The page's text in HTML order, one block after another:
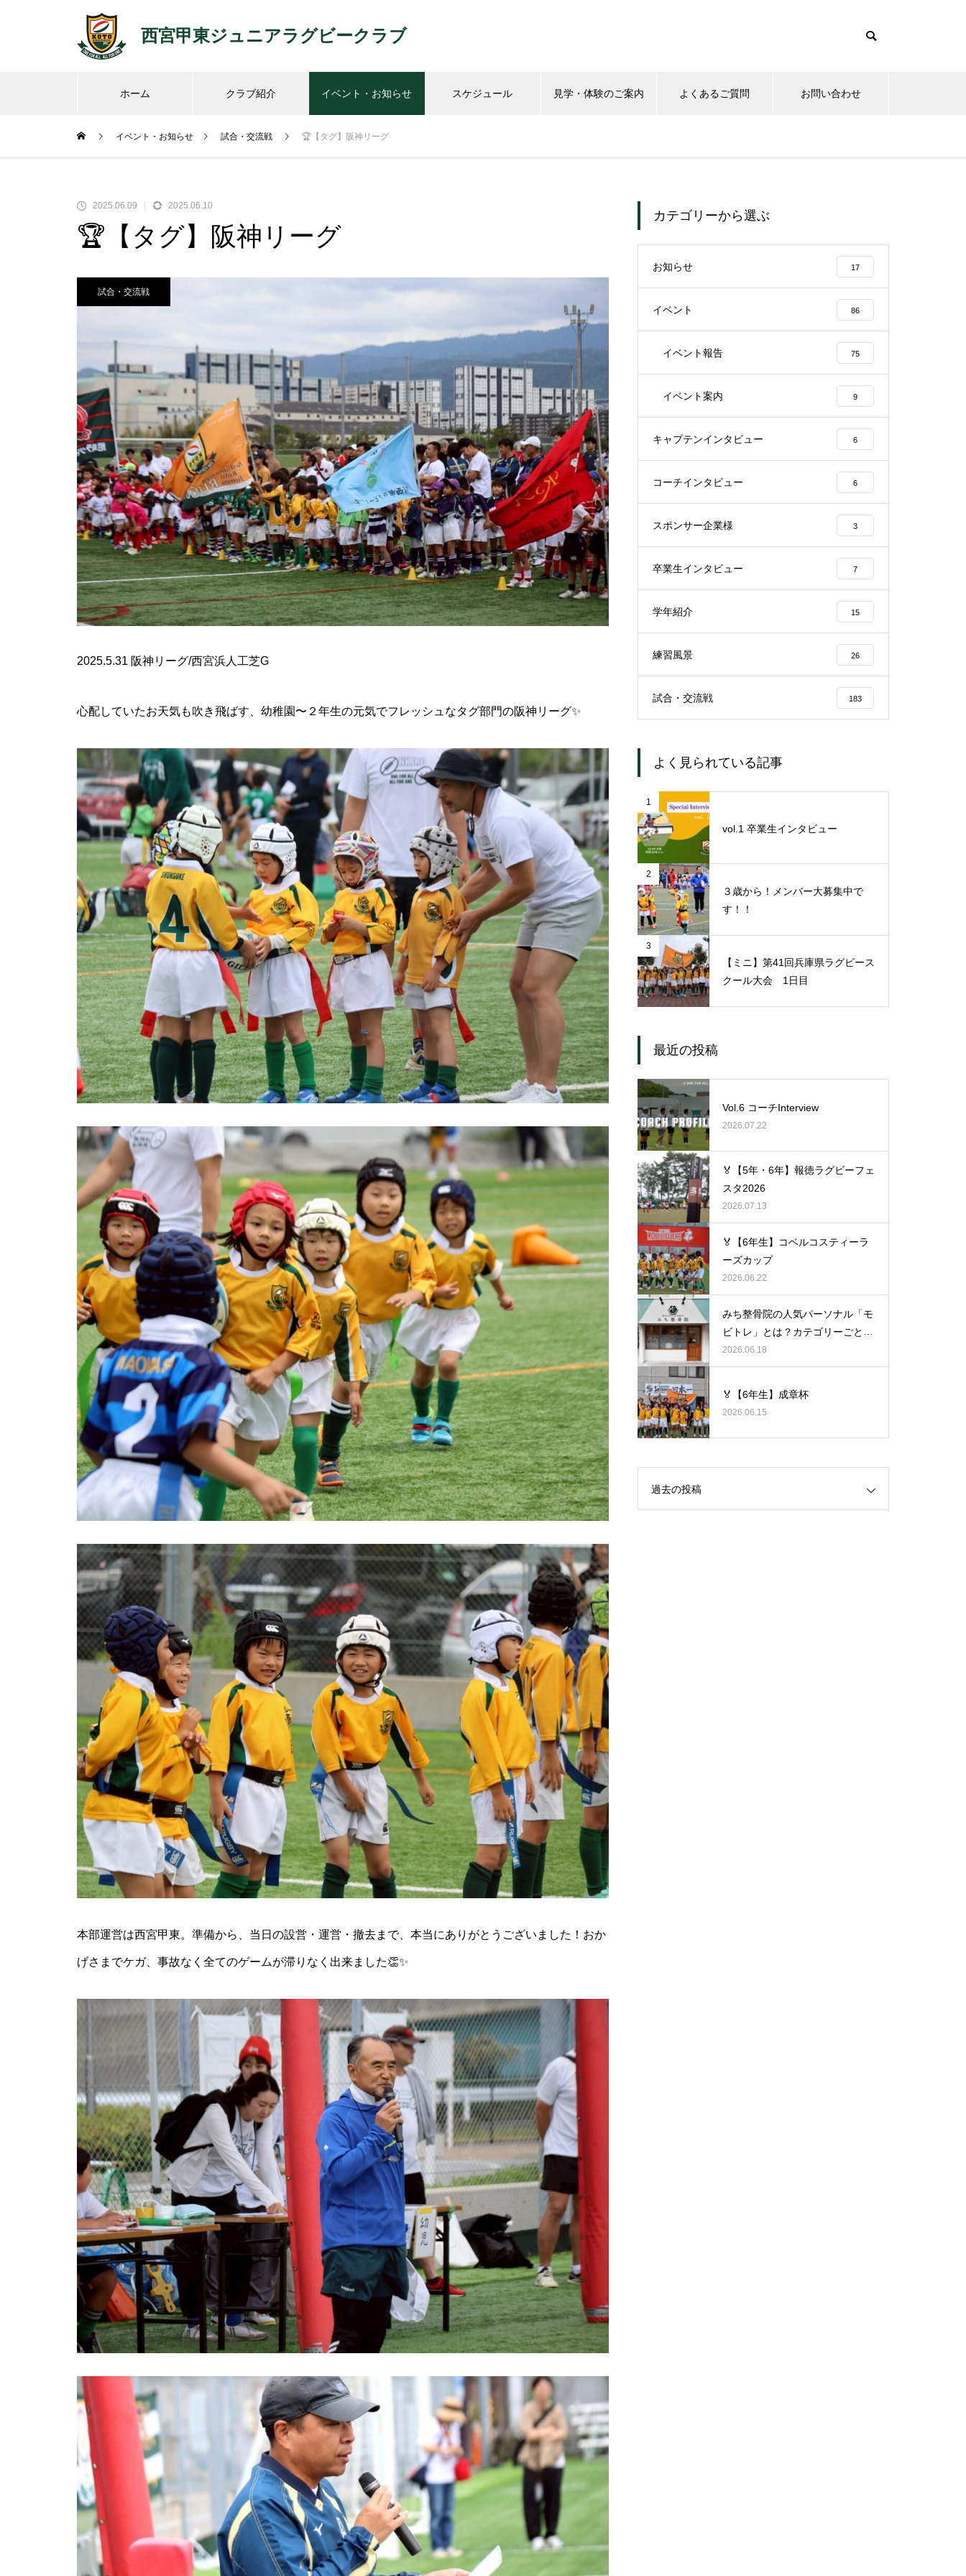
西宮甲東ジュニアラグビークラブ
ホーム クラブ紹介 イベント・お知らせ スケジュール 見学・体験のご案内 よくあるご質問 お問い合わせ
イベント・お知らせ 試合・交流戦 🏆️【タグ】阪神リーグ
2025.06.09 2025.06.10
🏆️【タグ】阪神リーグ
試合・交流戦
2025.5.31 阪神リーグ/西宮浜人工芝G
心配していたお天気も吹き飛ばす、幼稚園〜２年生の元気でフレッシュなタグ部門の阪神リーグ✨
本部運営は西宮甲東。準備から、当日の設営・運営・撤去まで、本当にありがとうございました！おか
げさまでケガ、事故なく全てのゲームが滞りなく出来ました👏✨
カテゴリーから選ぶ
お知らせ 17
イベント 86
イベント報告 75
イベント案内 9
キャプテンインタビュー 6
コーチインタビュー 6
スポンサー企業様 3
卒業生インタビュー 7
学年紹介 15
練習風景 26
試合・交流戦 183
よく見られている記事
1
vol.1 卒業生インタビュー
2
３歳から！メンバー大募集中で
す！！
3
【ミニ】第41回兵庫県ラグビース
クール大会 1日目
最近の投稿
Vol.6 コーチInterview
2026.07.22
🏅【5年・6年】報徳ラグビーフェ
スタ2026
2026.07.13
🏅【6年生】コベルコスティーラ
ーズカップ
2026.06.22
みち整骨院の人気パーソナル「モ
ビトレ」とは？カテゴリーごとの
ラグビーの悩みをヒントに考え
る、身体のケア
2026.06.18
🏅【6年生】成章杯
2026.06.15
過去の投稿